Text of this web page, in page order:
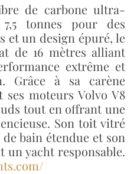
de carbone ultra-
tonnes pour des
et un design épuré, le
de 16 mètres alliant
extrême et
Grâce à sa carène
ses moteurs Volvo V8
tout en offrant une
Son toit vitré
bain étendue et son
yacht responsable.